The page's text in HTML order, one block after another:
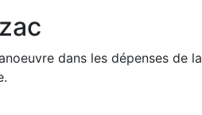
dans les dépenses de